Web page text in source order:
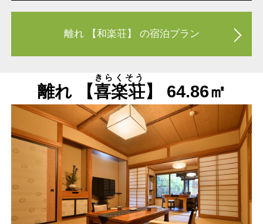
離れ 【和楽荘】 の宿泊プラン
離れ 【喜楽荘
きらくそう
】 64.86㎡